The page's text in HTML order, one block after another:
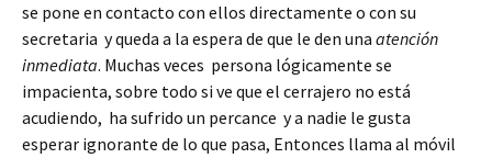
se pone en contacto con ellos directamente o con su
secretaria y queda a la espera de que le den una atención
inmediata. Muchas veces persona lógicamente se
impacienta, sobre todo si ve que el cerrajero no está
acudiendo, ha sufrido un percance y a nadie le gusta
esperar ignorante de lo que pasa, Entonces llama al móvil